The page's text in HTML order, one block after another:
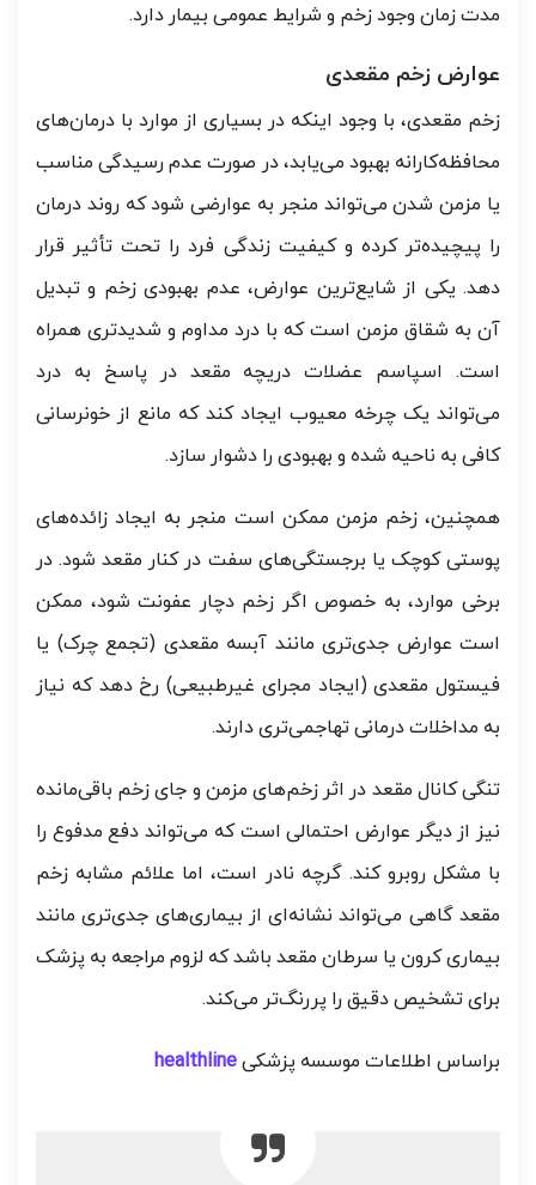
مدت زمان وجود زخم و شرایط عمومی بیمار دارد.
عوارض زخم مقعدی
زخم مقعدی، با وجود اینکه در بسیاری از موارد با درمان‌های
محافظه‌کارانه بهبود می‌یابد، در صورت عدم رسیدگی مناسب
یا مزمن شدن می‌تواند منجر به عوارضی شود که روند درمان
را پیچیده‌تر کرده و کیفیت زندگی فرد را تحت تأثیر قرار
دهد. یکی از شایع‌ترین عوارض، عدم بهبودی زخم و تبدیل
آن به شقاق مزمن است که با درد مداوم و شدیدتری همراه
است. اسپاسم عضلات دریچه مقعد در پاسخ به درد
می‌تواند یک چرخه معیوب ایجاد کند که مانع از خونرسانی
کافی به ناحیه شده و بهبودی را دشوار سازد.
همچنین، زخم مزمن ممکن است منجر به ایجاد زائده‌های
پوستی کوچک یا برجستگی‌های سفت در کنار مقعد شود. در
برخی موارد، به خصوص اگر زخم دچار عفونت شود، ممکن
است عوارض جدی‌تری مانند آبسه مقعدی (تجمع چرک) یا
فیستول مقعدی (ایجاد مجرای غیرطبیعی) رخ دهد که نیاز
به مداخلات درمانی تهاجمی‌تری دارند.
تنگی کانال مقعد در اثر زخم‌های مزمن و جای زخم باقی‌مانده
نیز از دیگر عوارض احتمالی است که می‌تواند دفع مدفوع را
با مشکل روبرو کند. گرچه نادر است، اما علائم مشابه زخم
مقعد گاهی می‌تواند نشانه‌ای از بیماری‌های جدی‌تری مانند
بیماری کرون یا سرطان مقعد باشد که لزوم مراجعه به پزشک
برای تشخیص دقیق را پررنگ‌تر می‌کند.
براساس اطلاعات موسسه پزشکیhealthline